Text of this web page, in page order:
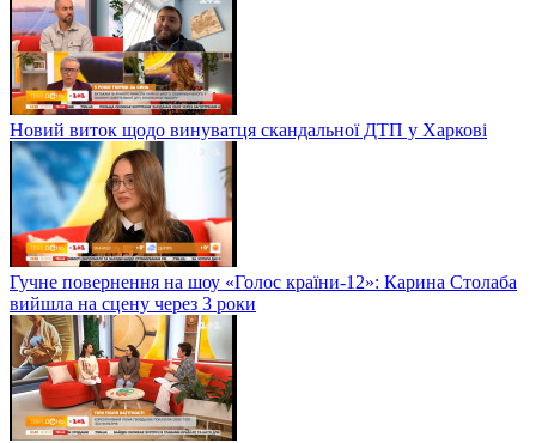
Новий виток щодо винуватця скандальної ДТП у Харкові
Гучне повернення на шоу «Голос країни-12»: Карина Столаба
вийшла на сцену через 3 роки